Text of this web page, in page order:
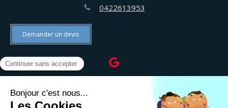
0422613953
Demander un devis
©2022 THEVENET PIERRE-YVES - Électricien